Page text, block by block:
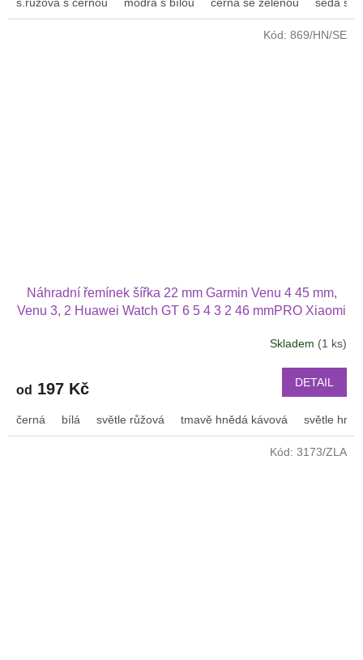
z
5
Náhradní řemínek šířka 22 mm Garmin Venu 4 45 mm,
Venu 3, 2 Huawei Watch GT 6 5 4 3 2 46 mmPRO Xiaomi
Skladem (1 ks)
od 197 Kč DETAIL
černá bílá světle růžová tmavě hnědá kávová světle
Kód: 869/HN/SE
Kód: 3173/ZLA